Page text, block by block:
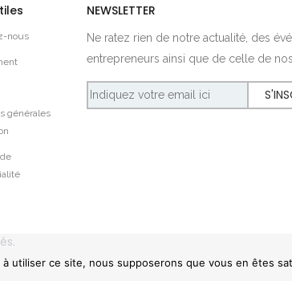
nous
générales
NEWSLETTER
Ne ratez rien de notre actualité, des
entrepreneurs ainsi que de celle de
utiliser ce site, nous supposerons que vous en êtes